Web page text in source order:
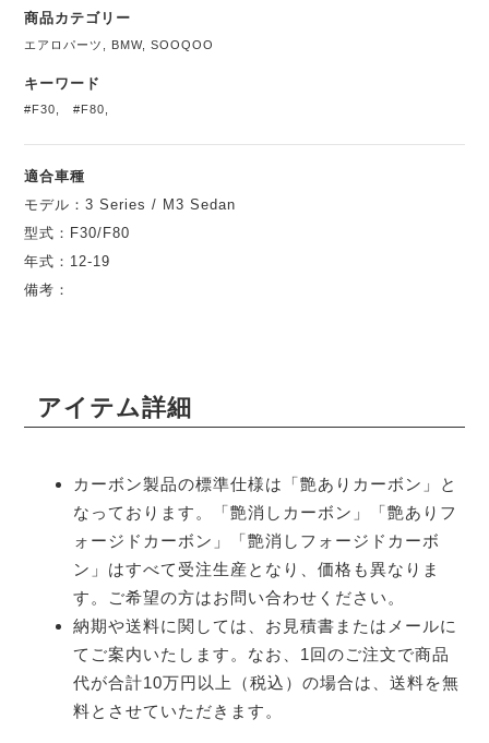
商品カテゴリー
エアロパーツ BMW,SOOQOO
キーワード
#F30 ,#F80
適合車種
モデル：3 Series / M3 Sedan
型式：F30/F80
年式：12-19
備考：
アイテム詳細
カーボン製品の標準仕様は「艶ありカーボン」と
なっております。「艶消しカーボン」「艶ありフ
ォージドカーボン」「艶消しフォージドカーボ
ン」はすべて受注生産となり、価格も異なりま
す。ご希望の方はお問い合わせください。
納期や送料に関しては、お見積書またはメールに
てご案内いたします。なお、1回のご注文で商品
代が合計10万円以上（税込）の場合は、送料を無
料とさせていただきます。